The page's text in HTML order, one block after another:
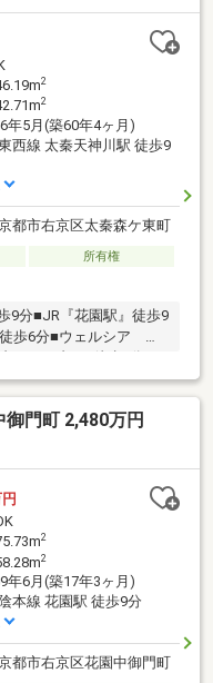
歩4分 JR山陰本線「花
ィ太秦天神川店」徒歩
3分「セブンイレブン京
2
2
年5月(築60年4ヶ月)
西線 太秦天神川駅 徒歩9
都市右京区太秦森ケ東町
所有権
9分■JR『花園駅』徒歩9
歩6分■ウェルシア 徒
ンイレブン 徒歩5分
門町 2,480万円
2
2
年6月(築17年3ヶ月)
本線 花園駅 徒歩9分
都市右京区花園中御門町